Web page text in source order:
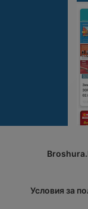
Условия за